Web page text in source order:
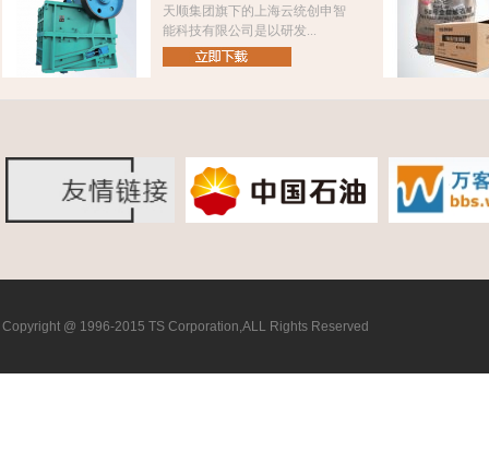
天顺集团旗下的上海云统创申智
能科技有限公司是以研发...
Copyright @ 1996-2015 TS Corporation,ALL Rights Reserved